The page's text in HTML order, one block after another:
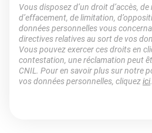
Vous disposez d’un droit d’accès,
d’effacement, de limitation,
données personnelles vous
directives relatives au sort de vos
Vous pouvez exercer ces droits en
contestation, une réclamation peut
CNIL. Pour en savoir plus sur notre
vos données personnelles, cliquezici.